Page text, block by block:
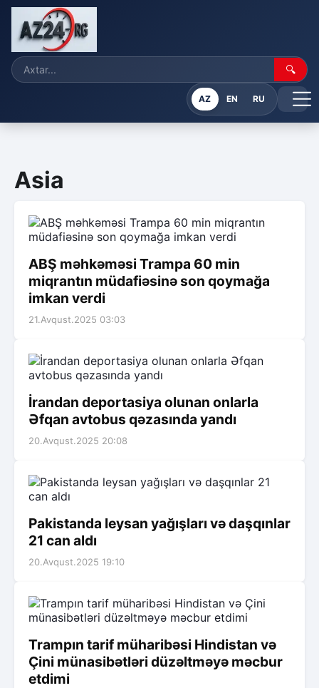
🔍
AZ EN RU
Asia
ABŞ məhkəməsi Trampa 60 min
miqrantın müdafiəsinə son qoymağa
imkan verdi
21.Avqust.2025 03:03
İrandan deportasiya olunan onlarla
Əfqan avtobus qəzasında yandı
20.Avqust.2025 20:08
Pakistanda leysan yağışları və daşqınlar
21 can aldı
20.Avqust.2025 19:10
Trampın tarif müharibəsi Hindistan və
Çini münasibətləri düzəltməyə məcbur
etdimi